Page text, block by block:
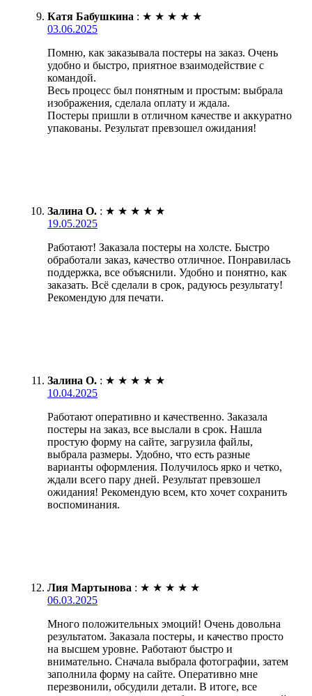
Катя Бабушкина : ★ ★ ★ ★ ★
03.06.2025
Помню, как заказывала постеры на заказ. Очень
удобно и быстро, приятное взаимодействие с
командой.
Весь процесс был понятным и простым: выбрала
изображения, сделала оплату и ждала.
Постеры пришли в отличном качестве и аккуратно
упакованы. Результат превзошел ожидания!
Залина О. : ★ ★ ★ ★ ★
19.05.2025
Работают! Заказала постеры на холсте. Быстро
обработали заказ, качество отличное. Понравилась
поддержка, все объяснили. Удобно и понятно, как
заказать. Всё сделали в срок, радуюсь результату!
Рекомендую для печати.
Залина О. : ★ ★ ★ ★ ★
10.04.2025
Работают оперативно и качественно. Заказала
постеры на заказ, все выслали в срок. Нашла
простую форму на сайте, загрузила файлы,
выбрала размеры. Удобно, что есть разные
варианты оформления. Получилось ярко и четко,
ждали всего пару дней. Результат превзошел
ожидания! Рекомендую всем, кто хочет сохранить
воспоминания.
Лия Мартынова : ★ ★ ★ ★ ★
06.03.2025
Много положительных эмоций! Очень довольна
результатом. Заказала постеры, и качество просто
на высшем уровне. Работают быстро и
внимательно. Сначала выбрала фотографии, затем
заполнила форму на сайте. Оперативно мне
перезвонили, обсудили детали. В итоге, все